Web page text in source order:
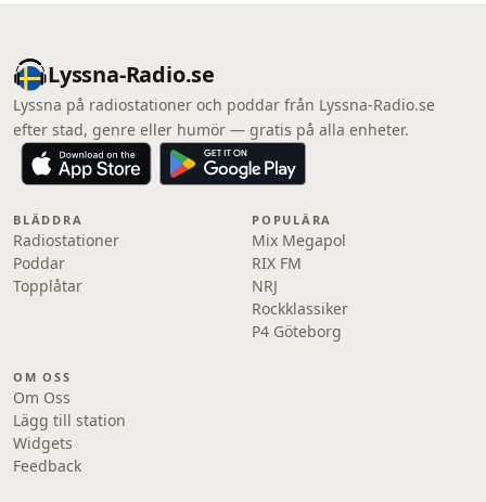
Lyssna-Radio.se
Lyssna på radiostationer och poddar från Lyssna-Radio.se
efter stad, genre eller humör — gratis på alla enheter.
BLÄDDRA
Radiostationer
Poddar
Topplåtar
POPULÄRA
Mix Megapol
RIX FM
NRJ
Rockklassiker
P4 Göteborg
OM OSS
Om Oss
Lägg till station
Widgets
Feedback